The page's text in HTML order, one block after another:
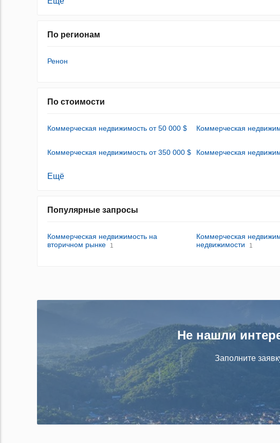
По регионам
Ренон
По стоимости
Коммерческая недвижимость от 50 000 $ Коммерческая
Коммерческая недвижимость от 350 000 $ Коммерческая
Ещё
Популярные запросы
Коммерческая недвижимость на
вторичном рынке
1
Коммерческая
недвижимости
1
Не нашли
Заполните